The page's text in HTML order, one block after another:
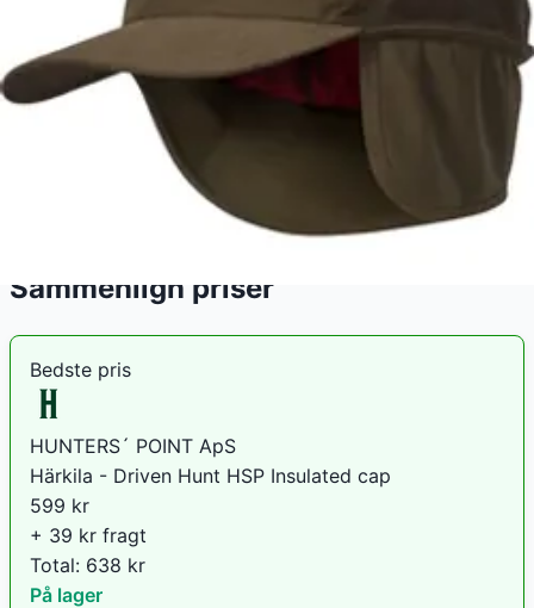
Härkila Driven Hunt HSP Insulated Cap koster lige nu
599 kr. Den laveste pris, der nogensinde er registreret.
Vores prishistorik bygger på 101 prisobservationer, hvor
prisen har bevæget sig mellem 599 kr (01. marts 2026)
og 599 kr (01. marts 2026).
Den billigste pris lige nu er
HUNTERS´ POINT
Sammenlign priser
Bedste pris
HUNTERS´ POINT ApS
Härkila - Driven Hunt HSP Insulated cap
599 kr
+ 39 kr fragt
Total: 638 kr
På lager